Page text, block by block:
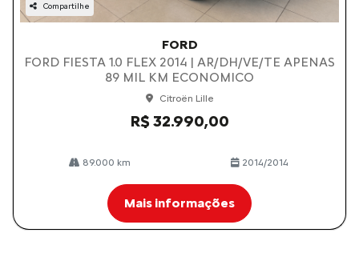
Compartilhe
FORD
FORD FIESTA 1.0 FLEX 2014 | AR/DH/VE/TE APENAS
89 MIL KM ECONOMICO
Citroën Lille
R$ 32.990,00
89.000 km 2014/2014
Mais informações